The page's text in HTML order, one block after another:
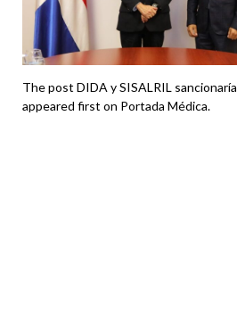
The post DIDA y SISALRIL
appeared first on Portada Médica.